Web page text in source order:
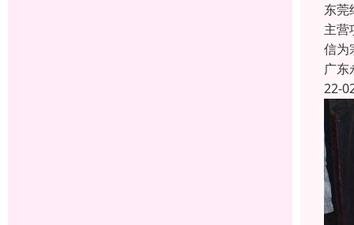
东莞
主营
信为
广东
22-